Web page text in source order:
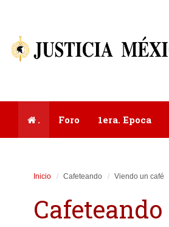
. Foro 1era. Epoca
Inicio Cafeteando Viendo un café
Cafeteando